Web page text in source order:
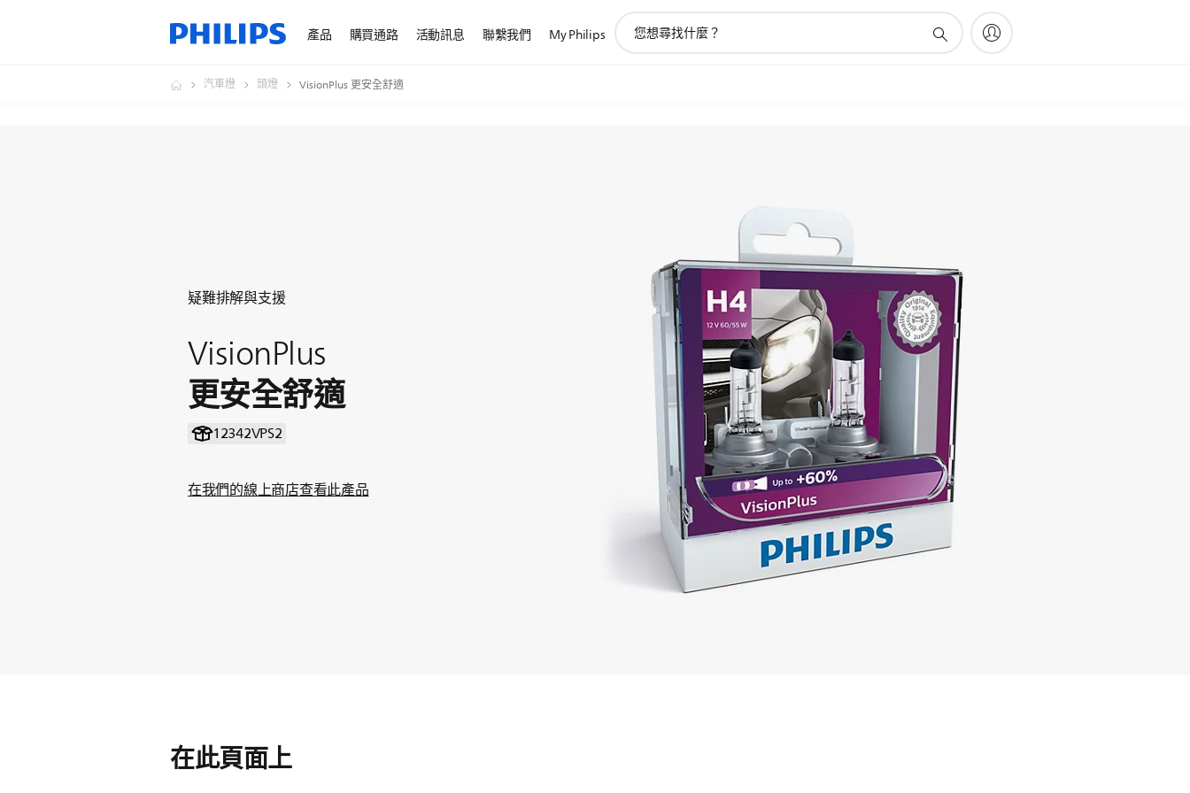
產品 購買通路 活動訊息 聯繫我們 My Philips
汽車燈 頭燈 VisionPlus 更安全舒適
疑難排解與支援
VisionPlus
更安全舒適
12342VPS2
在我們的線上商店查看此產品
在此頁面上